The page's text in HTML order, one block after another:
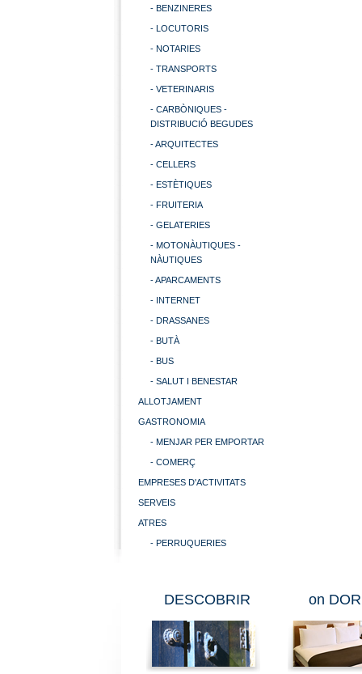
- BENZINERES
- LOCUTORIS
- NOTARIES
- TRANSPORTS
- VETERINARIS
- CARBÒNIQUES -
DISTRIBUCIÓ BEGUDES
- ARQUITECTES
- CELLERS
- ESTÈTIQUES
- FRUITERIA
- GELATERIES
- MOTONÀUTIQUES -
NÀUTIQUES
- APARCAMENTS
- INTERNET
- DRASSANES
- BUTÀ
- BUS
- SALUT I BENESTAR
ALLOTJAMENT
GASTRONOMIA
- MENJAR PER EMPORTAR
- COMERÇ
EMPRESES D'ACTIVITATS
SERVEIS
ATRES
- PERRUQUERIES
DESCOBRIR on